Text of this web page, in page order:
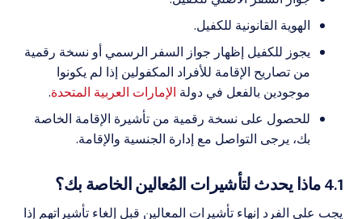
الهوية القانونية للكفيل.
يجوز للكفيل إظهار جواز السفر الرسمي أو نسخة رقمية
من تصاريح الإقامة للأفراد المكفولين إذا لم يكونوا
موجودين بالفعل في دولة الإمارات العربية المتحدة.
للحصول على نسخة رقمية من تأشيرة الإقامة الخاصة
بك، يرجى التواصل مع إدارة الجنسية والإقامة.
4.1 ماذا يحدث لتأشيرات المُعالين الخاصة بك؟
يجب على الفرد إنهاء تأشيرات المعالين قبل إلغاء تأشيراتهم إذا